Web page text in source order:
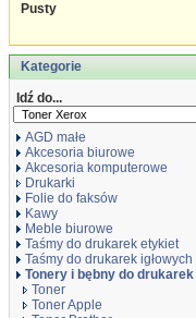
Pusty
Kategorie
Idź do...
AGD małe
Akcesoria biurowe
Akcesoria komputerowe
Drukarki
Folie do faksów
Kawy
Meble biurowe
Taśmy do drukarek etykiet
Taśmy do drukarek igłowych
Tonery i bębny do drukarek
Toner
Toner Apple